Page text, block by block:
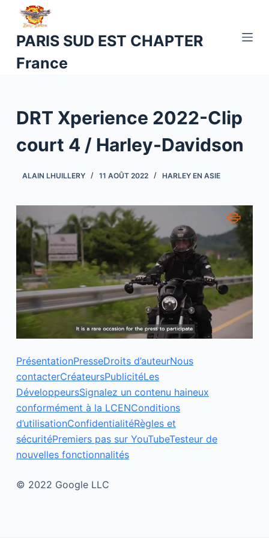
u
n
u
PARIS SUD EST CHAPTER
France
DRT Xperience 2022-Clip
court 4 / Harley-Davidson
ALAIN LHUILLERY 11 AOÛT 2022 HARLEY EN ASIE
PrésentationPresseDroits d’auteurNous
contacterCréateursPublicitéLes
DéveloppeursSignalez un contenu haineux
conformément à la LCENConditions
d’utilisationConfidentialitéRègles et
sécuritéPremiers pas sur YouTubeTesteur de
nouvelles fonctionnalités
© 2022 Google LLC